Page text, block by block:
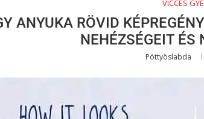
VICCES
ANYUKA RÖVID
NEHÉZSÉGEIT ÉS
Pöttyöslabda